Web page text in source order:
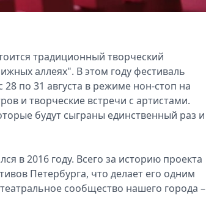
традиционный творческий
аллеях". В этом году фестиваль
по 31 августа в режиме нон-стоп на
и творческие встречи с артистами.
будут сыграны единственный раз и
в 2016 году. Всего за историю проекта
Петербурга, что делает его одним
сообщество нашего города –